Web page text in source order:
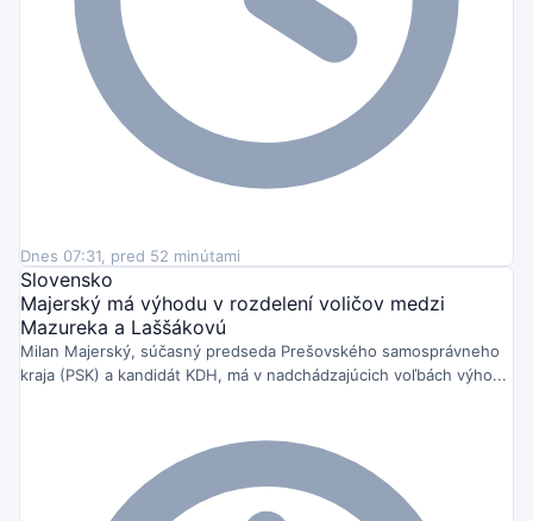
Dnes 07:31, pred 52 minútami
Slovensko
Majerský má výhodu v rozdelení voličov medzi
Mazureka a Laššákovú
Milan Majerský, súčasný predseda Prešovského samosprávneho
kraja (PSK) a kandidát KDH, má v nadchádzajúcich voľbách výho...